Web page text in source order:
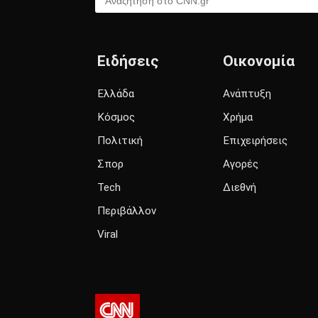
Ειδήσεις
Ελλάδα
Κόσμος
Πολιτική
Σπορ
Tech
Περιβάλλον
Viral
Οικονομία
Ανάπτυξη
Χρήμα
Επιχειρήσεις
Αγορές
Διεθνή